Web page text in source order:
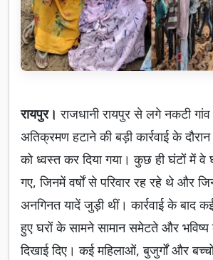
रायपुर।राजधानी रायपुर से लगे नकटी गांव
अतिक्रमण हटाने की बड़ी कार्रवाई के
को ध्वस्त कर दिया गया। कुछ ही घंटों में
गए, जिनमें वर्षों से परिवार रह रहे थे और
अनगिनत यादें जुड़ी थीं। कार्रवाई के बाद
हुए घरों के सामने सामान समेटते और भविष्य
दिखाई दिए। कई महिलाओं, बुजुर्गों और